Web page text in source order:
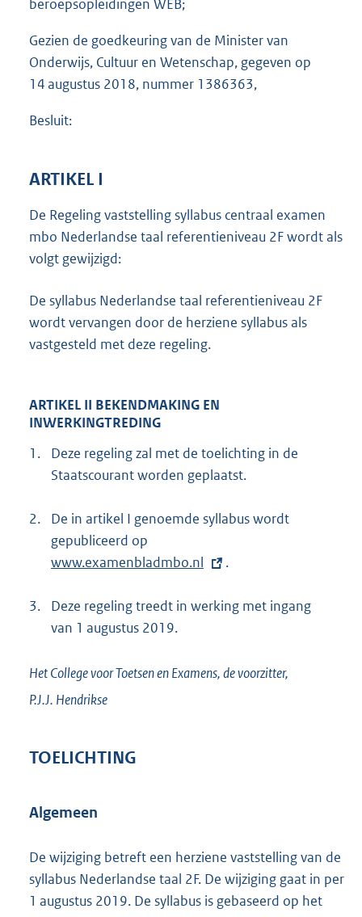
beroepsopleidingen WEB;
Gezien de goedkeuring van de Minister van
Onderwijs, Cultuur en Wetenschap, gegeven op
14 augustus 2018, nummer 1386363,
Besluit:
ARTIKEL I
De Regeling vaststelling syllabus centraal examen
mbo Nederlandse taal referentieniveau 2F wordt als
volgt gewijzigd:
De syllabus Nederlandse taal referentieniveau 2F
wordt vervangen door de herziene syllabus als
vastgesteld met deze regeling.
ARTIKEL II BEKENDMAKING EN
INWERKINGTREDING
1.
Deze regeling zal met de toelichting in de
Staatscourant worden geplaatst.
2.
De in artikel I genoemde syllabus wordt
gepubliceerd op
x
e
r
e
www.examenbladmbo.nl .
3.
Deze regeling treedt in werking met ingang
van 1 augustus 2019.
Het College voor Toetsen en Examens,de voorzitter,
P.J.J. Hendrikse
TOELICHTING
Algemeen
De wijziging betreft een herziene vaststelling van de
syllabus Nederlandse taal 2F. De wijziging gaat in per
1 augustus 2019. De syllabus is gebaseerd op het